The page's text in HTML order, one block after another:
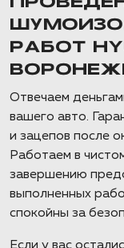
РАБОТ
Отвечаем
вашего авто.
и зацепов после
Работаем в
завершению
выполненных
спокойны за